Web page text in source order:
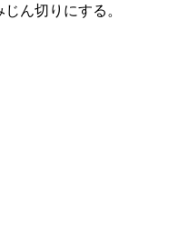
ん切りにする。